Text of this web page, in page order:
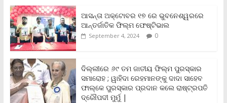
e
b
o
o
k
t
t
e
r
i
l
t
s
A
p
p
L
i
n
k
t
F
r
i
d
l
y
e
ଆସନ୍ତା ଅକ୍ଟୋବର ୧୭ ରେ ଭୁବନେଶ୍ୱରରେ
ଆନ୍ତର୍ଜାତିକ ଫିଲ୍ମ ଫେଷ୍ଟିଭାଲ
September 4, 2024 0
ଦିଲ୍ଲୀରେ ୬୯ ତମ ଜାତୀୟ ଫିଲ୍ମ ପୁରସ୍କାର
ସମାରୋହ ; ୱାହିଦା ରେହମାନଙ୍କୁ ଦାଦା ସାହେବ
ଫାଲ୍‌କେ ପୁରସ୍କାର ପ୍ରଦାନ କଲେ ରାଷ୍ଟ୍ରପତି
ଦ୍ରୌପଦୀ ମୁର୍ମୁ |